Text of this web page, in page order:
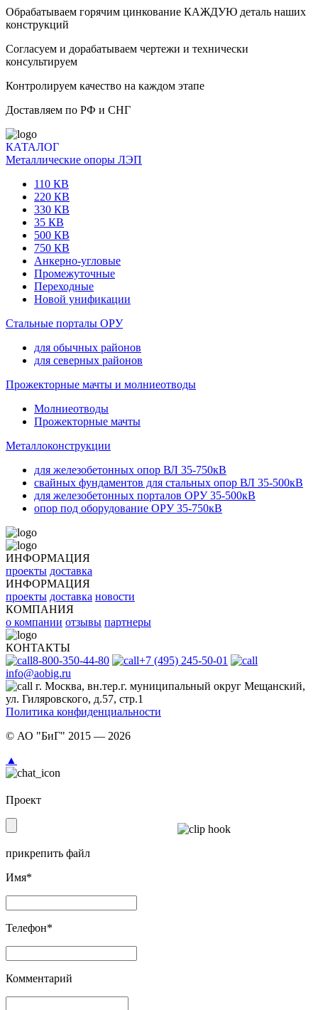
Обрабатываем горячим цинкование КАЖДУЮ деталь наших
конструкций
Согласуем и дорабатываем чертежи и технически
консультируем
Контролируем качество на каждом этапе
Доставляем по РФ и СНГ
КАТАЛОГ
Металлические опоры ЛЭП
110 КВ
220 КВ
330 КВ
35 КВ
500 КВ
750 КВ
Анкерно-угловые
Промежуточные
Переходные
Новой унификации
Стальные порталы ОРУ
для обычных районов
для северных районов
Прожекторные мачты и молниеотводы
Молниеотводы
Прожекторные мачты
Металлоконструкции
для железобетонных опор ВЛ 35-750кВ
свайных фундаментов для стальных опор ВЛ 35-500кВ
для железобетонных порталов ОРУ 35-500кВ
опор под оборудование ОРУ 35-750кВ
ИНФОРМАЦИЯ
проекты доставка
ИНФОРМАЦИЯ
проекты доставка новости
КОМПАНИЯ
о компании отзывы партнеры
КОНТАКТЫ
8-800-350-44-80
+7 (495) 245-50-01
info@aobig.ru
г. Москва, вн.тер.г. муниципальный округ Мещанский,
ул. Гиляровского, д.57, стр.1
Политика конфиденциальности
© АО "БиГ" 2015 — 2026
▲
Проект
прикрепить файл
Имя*
Телефон*
Комментарий